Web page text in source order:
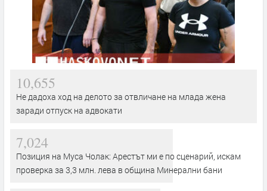
10,655
Не дадоха ход на делото за отвличане на млада жена
заради отпуск на адвокати
7,024
Позиция на Муса Чолак: Арестът ми е по сценарий, искам
проверка за 3,3 млн. лева в община Минерални бани